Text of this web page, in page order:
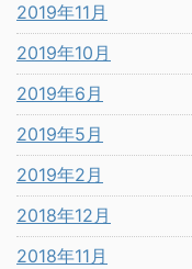
2019年11月
2019年10月
2019年6月
2019年5月
2019年2月
2018年12月
2018年11月